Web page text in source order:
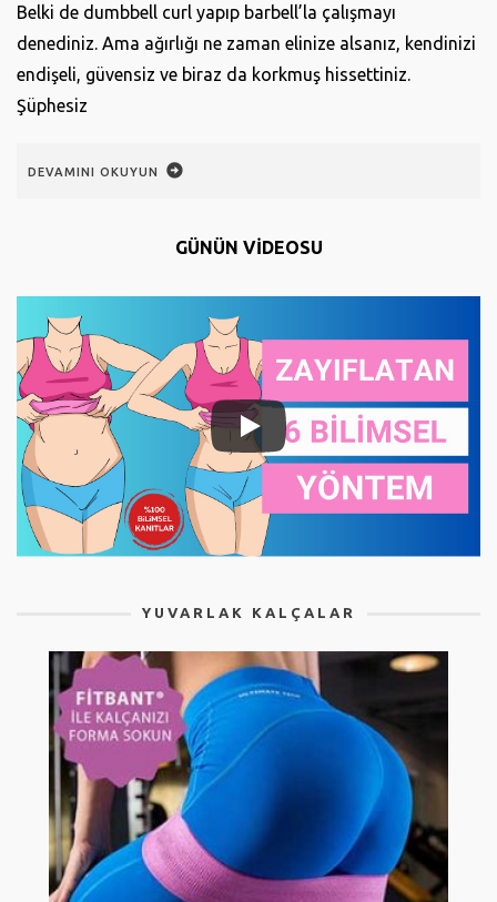
Belki de dumbbell curl yapıp barbell’la çalışmayı
denediniz. Ama ağırlığı ne zaman elinize alsanız, kendinizi
endişeli, güvensiz ve biraz da korkmuş hissettiniz.
Şüphesiz
DEVAMINI OKUYUN
GÜNÜN VİDEOSU
YUVARLAK KALÇALAR